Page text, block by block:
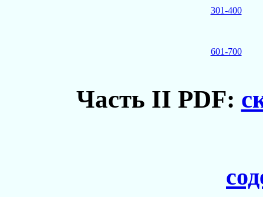
301-400
601-700
Часть II PDF: